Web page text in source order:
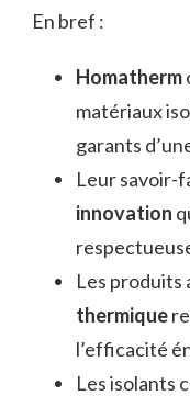
En bref :
Homatherm
matériaux
garants
Leur savoir-
innovation
Les produits
thermique
l’efficacité
Les isolants